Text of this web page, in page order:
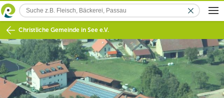
Christliche Gemeinde in See e.V.